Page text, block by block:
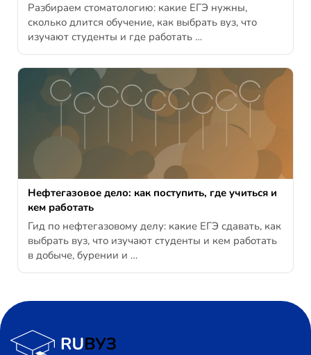
Разбираем стоматологию: какие ЕГЭ нужны,
сколько длится обучение, как выбрать вуз, что
изучают студенты и где работать …
Нефтегазовое дело: как поступить, где учиться и
кем работать
Гид по нефтегазовому делу: какие ЕГЭ сдавать, как
выбрать вуз, что изучают студенты и кем работать
в добыче, бурении и …